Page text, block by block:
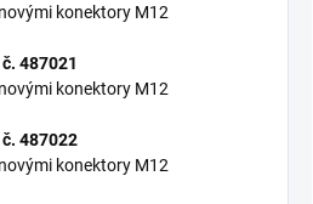
konektory M12
487021
konektory M12
487022
konektory M12